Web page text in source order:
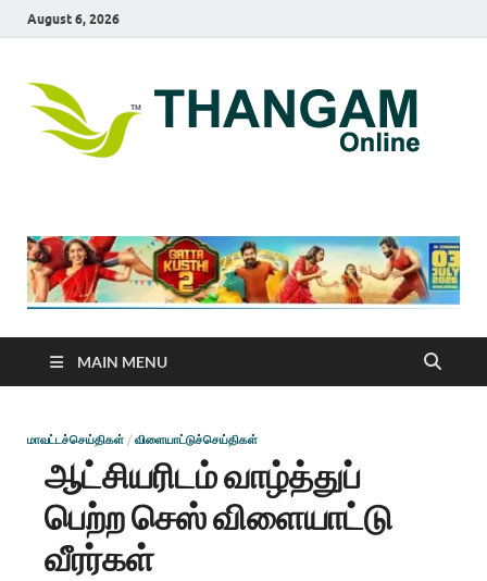
August 6, 2026
MAIN MENU
மாவட்டச்செய்திகள் / விளையாட்டுச்செய்திகள்
ஆட்சியரிடம் வாழ்த்துப்
பெற்ற செஸ் விளையாட்டு
வீரர்கள்